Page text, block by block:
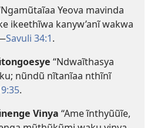
Yeova mavinda
ikeethĩwa kanyw’anĩ wakwa
Savuli 34:1.
“Ndwaĩthasya
nũndũ nĩtanĩaa nthĩnĩ
.
Vinya “Ame ĩnthyũũĩe,